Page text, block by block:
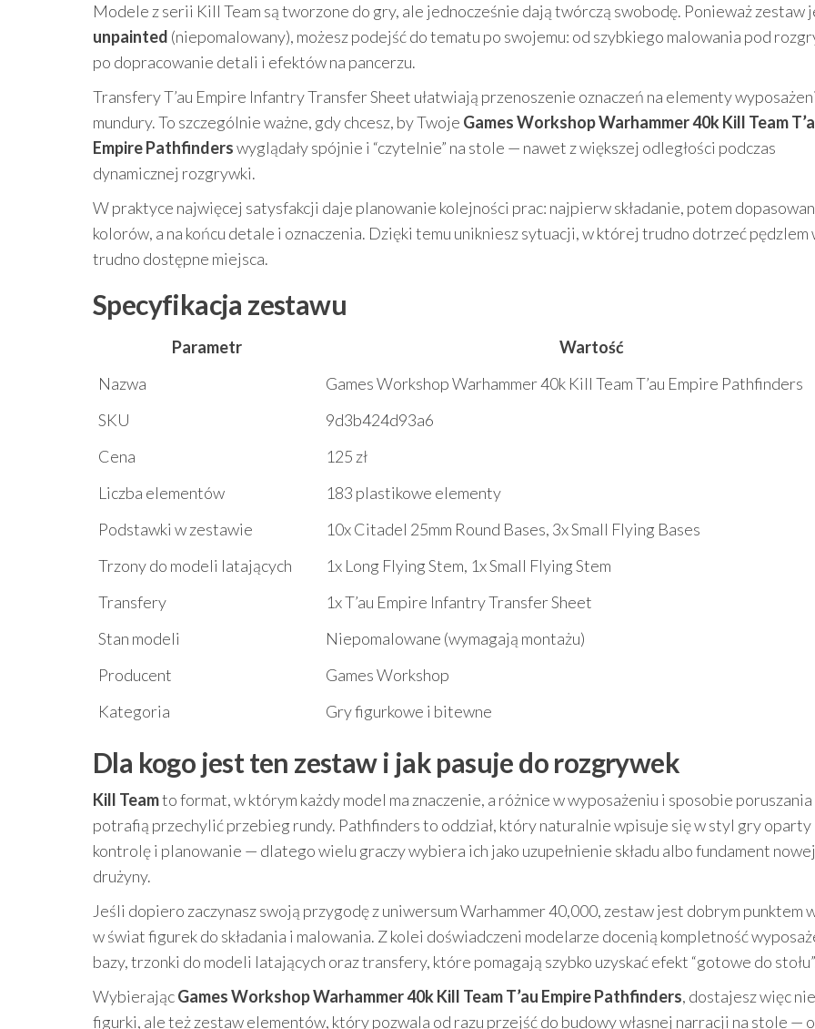
Modele z serii Kill Team są tworzone do gry, ale jednocześnie dają twórczą swobodę. Ponieważ zestaw
unpainted (niepomalowany), możesz podejść do tematu po swojemu: od szybkiego malowania pod
po dopracowanie detali i efektów na pancerzu.
Transfery T’au Empire Infantry Transfer Sheet ułatwiają przenoszenie oznaczeń na elementy
mundury. To szczególnie ważne, gdy chcesz, by Twoje Games Workshop Warhammer 40k Kill Team
Empire Pathfinderswyglądały spójnie i “czytelnie” na stole — nawet z większej odległości podczas
dynamicznej rozgrywki.
W praktyce najwięcej satysfakcji daje planowanie kolejności prac: najpierw składanie, potem
kolorów, a na końcu detale i oznaczenia. Dzięki temu unikniesz sytuacji, w której trudno dotrzeć pędzlem
trudno dostępne miejsca.
Specyfikacja zestawu
Parametr
Wartość
Nazwa
Games Workshop Warhammer 40k Kill Team T’au Empire Pathfinders
SKU
9d3b424d93a6
Cena
125 zł
Liczba elementów
183 plastikowe elementy
Podstawki w zestawie
10x Citadel 25mm Round Bases, 3x Small Flying Bases
Trzony do modeli latających
1x Long Flying Stem, 1x Small Flying Stem
Transfery
1x T’au Empire Infantry Transfer Sheet
Stan modeli
Niepomalowane (wymagają montażu)
Producent
Games Workshop
Kategoria
Gry figurkowe i bitewne
Dla kogo jest ten zestaw i jak pasuje do rozgrywek
Kill Teamto format, w którym każdy model ma znaczenie, a różnice w wyposażeniu i sposobie poruszania
potrafią przechylić przebieg rundy. Pathfinders to oddział, który naturalnie wpisuje się w styl gry oparty
kontrolę i planowanie — dlatego wielu graczy wybiera ich jako uzupełnienie składu albo fundament nowej
drużyny.
Jeśli dopiero zaczynasz swoją przygodę z uniwersum Warhammer 40,000, zestaw jest dobrym punktem
w świat figurek do składania i malowania. Z kolei doświadczeni modelarze docenią kompletność
bazy, trzonki do modeli latających oraz transfery, które pomagają szybko uzyskać efekt “gotowe do
WybierającGames Workshop Warhammer 40k Kill Team T’au Empire Pathfinders, dostajesz więc
figurki, ale też zestaw elementów, który pozwala od razu przejść do budowy własnej narracji na stole —